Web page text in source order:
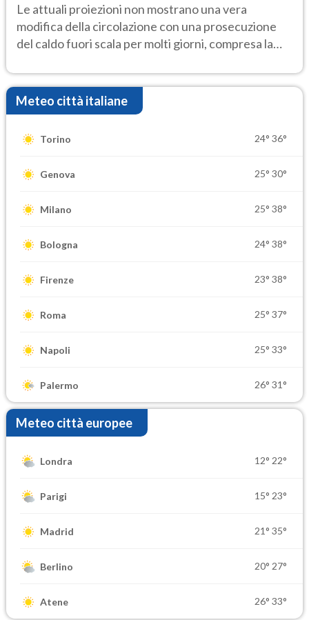
Le attuali proiezioni non mostrano una vera
modifica della circolazione con una prosecuzione
del caldo fuori scala per molti giorni, compresa la
Meteo città italiane
Torino 24° 36°
Genova 25° 30°
Milano 25° 38°
Bologna 24° 38°
Firenze 23° 38°
Roma 25° 37°
Napoli 25° 33°
Palermo 26° 31°
Meteo città europee
Londra 12° 22°
Parigi 15° 23°
Madrid 21° 35°
Berlino 20° 27°
Atene 26° 33°